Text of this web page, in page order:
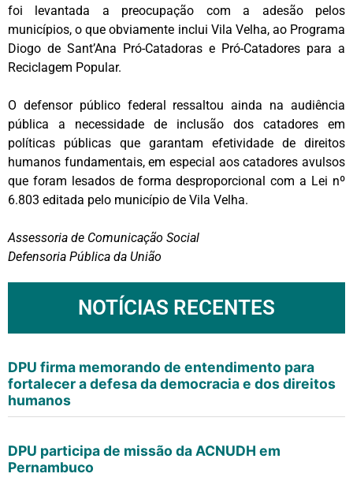
foi levantada a preocupação com a adesão pelos
municípios, o que obviamente inclui Vila Velha, ao Programa
Diogo de Sant’Ana Pró-Catadoras e Pró-Catadores para a
Reciclagem Popular.
O defensor público federal ressaltou ainda na audiência
pública a necessidade de inclusão dos catadores em
políticas públicas que garantam efetividade de direitos
humanos fundamentais, em especial aos catadores avulsos
que foram lesados de forma desproporcional com a Lei nº
6.803 editada pelo município de Vila Velha.
Assessoria de Comunicação Social
Defensoria Pública da União
NOTÍCIAS RECENTES
DPU firma memorando de entendimento para
fortalecer a defesa da democracia e dos direitos
humanos
DPU participa de missão da ACNUDH em
Pernambuco